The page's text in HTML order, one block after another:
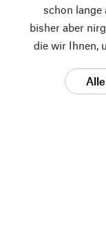
schon lange
bisher aber
die wir Ihnen,